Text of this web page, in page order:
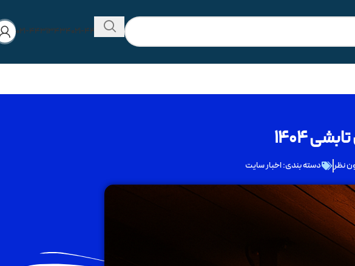
۰۲۱-۴۴۲۸۰۵۷۳۰۲۱-۴۴۳۱۳۴۳۴
۱۴۰۴
نظر دسته بندی:اخبار سایت